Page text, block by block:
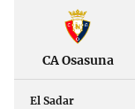
CA Osasuna
El Sadar